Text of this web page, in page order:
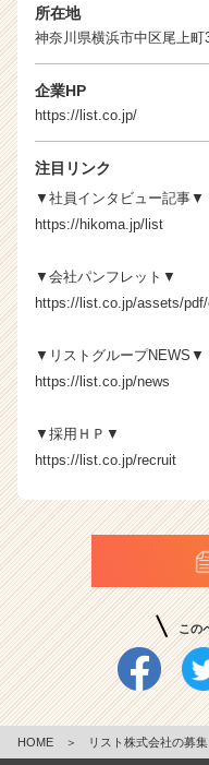
所在地
神奈川県横浜市中区尾上町
企業HP
https://list.co.jp/
注目リンク
▼社員インタビュー記事▼
https://hikoma.jp/list
▼会社パンフレット▼
https://list.co.jp/assets/
▼リストグループNEWS▼
https://list.co.jp/news
▼採用ＨＰ▼
https://list.co.jp/recruit
この
HOME ＞ リスト株式会社の募